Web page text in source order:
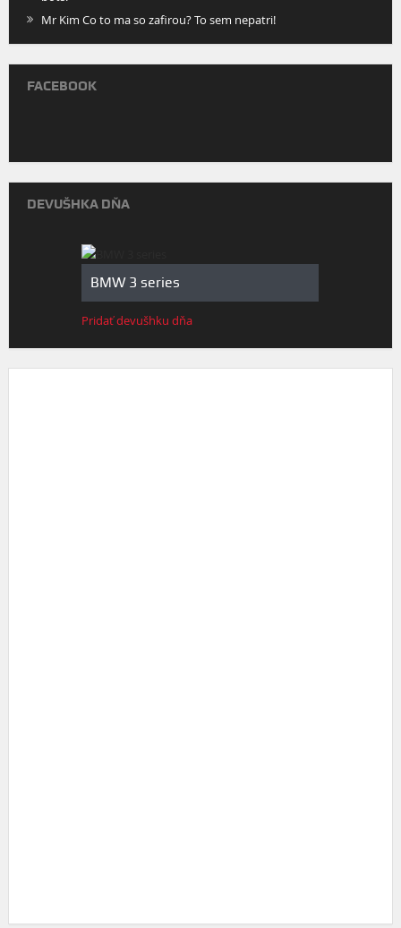
Mr Kim Co to ma so zafirou? To sem nepatri!
FACEBOOK
DEVUŠHKA DŇA
BMW 3 series
Pridať devušhku dňa